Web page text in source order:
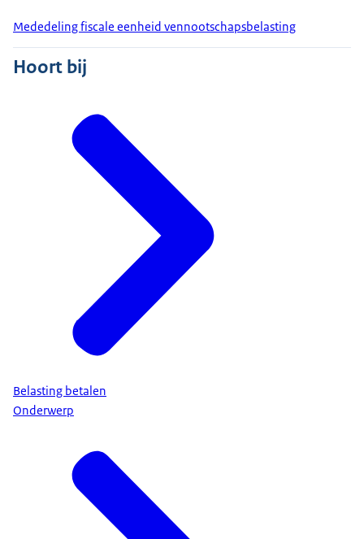
Mededeling fiscale eenheid vennootschapsbelasting
Hoort bij
Belasting betalen
Onderwerp